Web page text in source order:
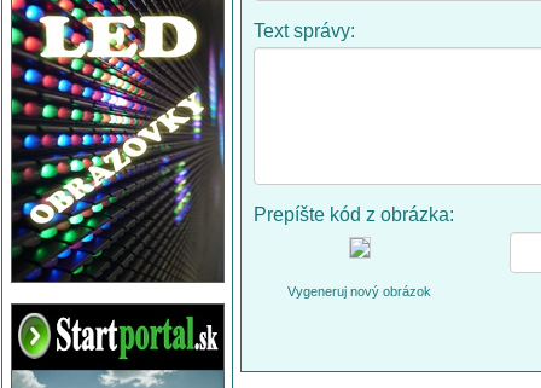
Text správy:
Prepíšte kód z obrázka:
Vygeneruj nový obrázok